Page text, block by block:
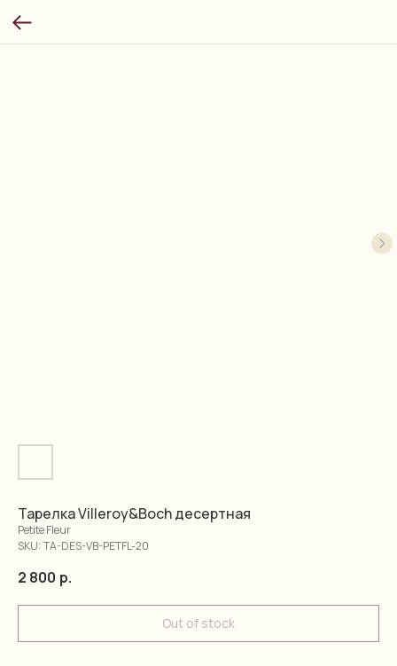
Тарелка Villeroy&Boch десертная
Petite Fleur
SKU:TA-DES-VB-PETFL-20
2 800 р.
Out of stock